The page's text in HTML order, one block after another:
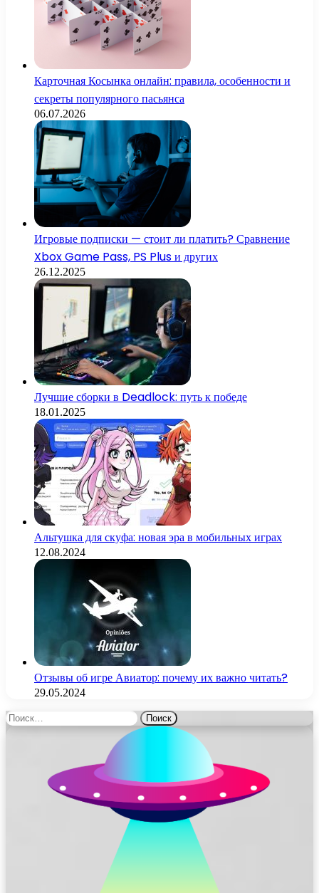
Карточная Косынка онлайн: правила, особенности и
секреты популярного пасьянса
06.07.2026
Игровые подписки — стоит ли платить? Сравнение
Xbox Game Pass, PS Plus и других
26.12.2025
Лучшие сборки в Deadlock: путь к победе
18.01.2025
Альтушка для скуфа: новая эра в мобильных играх
12.08.2024
Отзывы об игре Авиатор: почему их важно читать?
29.05.2024
Найти: